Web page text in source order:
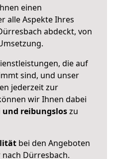
einen
alle Aspekte Ihres
abdeckt, von
die auf
sind, und unser
jederzeit zur
wir Ihnen dabei
und reibungsloszu
bei den Angeboten
Dürresbach.